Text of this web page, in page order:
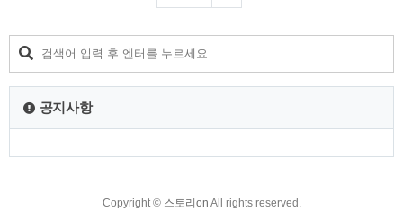
공지사항
Copyright © 스토리on All rights reserved.
TistoryWhaleSkin3.4